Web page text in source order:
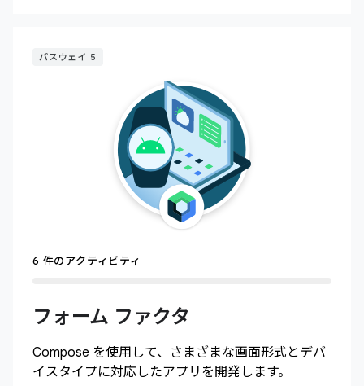
パスウェイ 5
6 件のアクティビティ
フォーム ファクタ
Compose を使用して、さまざまな画面形式とデバ
イスタイプに対応したアプリを開発します。